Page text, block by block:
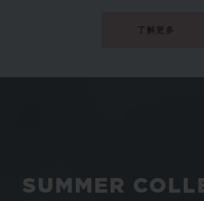
了解更多
SUMMER